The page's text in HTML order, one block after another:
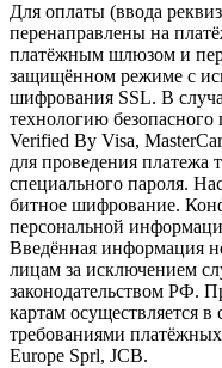
Для оплаты (ввода
перенаправлены на
платёжным шлюзом и
защищённом режиме с
шифрования SSL. В
технологию безопасного
Verified By Visa,
для проведения платежа
специального пароля.
битное шифрование.
персональной
Введённая информация
лицам за исключением
законодательством РФ.
картам осуществляется в
требованиями
Europe Sprl, JCB.